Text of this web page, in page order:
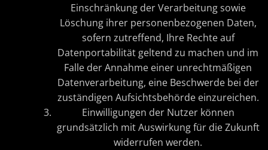
Einschränkung der Verarbeitung sowie
Löschung ihrer personenbezogenen Daten,
sofern zutreffend, Ihre Rechte auf
Datenportabilität geltend zu machen und im
Falle der Annahme einer unrechtmäßigen
Datenverarbeitung, eine Beschwerde bei der
zuständigen Aufsichtsbehörde einzureichen.
Einwilligungen der Nutzer können
grundsätzlich mit Auswirkung für die Zukunft
widerrufen werden.